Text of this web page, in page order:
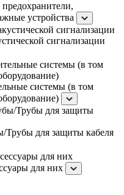
устройства
сигнализации
системы (в том
Трубы для защиты кабеля
для них